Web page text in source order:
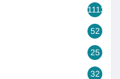
1113
52
25
32